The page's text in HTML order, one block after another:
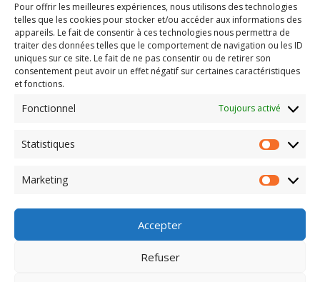
Pour offrir les meilleures expériences, nous utilisons des technologies
telles que les cookies pour stocker et/ou accéder aux informations des
appareils. Le fait de consentir à ces technologies nous permettra de
traiter des données telles que le comportement de navigation ou les ID
uniques sur ce site. Le fait de ne pas consentir ou de retirer son
consentement peut avoir un effet négatif sur certaines caractéristiques
et fonctions.
Fonctionnel Toujours activé
Statistiques
Marketing
Accepter
Refuser
Programmes neufs
Terrains à bâtir
Informations
Nos réferences
Calculette immobilière
11 Avenue Général de Gaulle
77170 Brie Comte Robert